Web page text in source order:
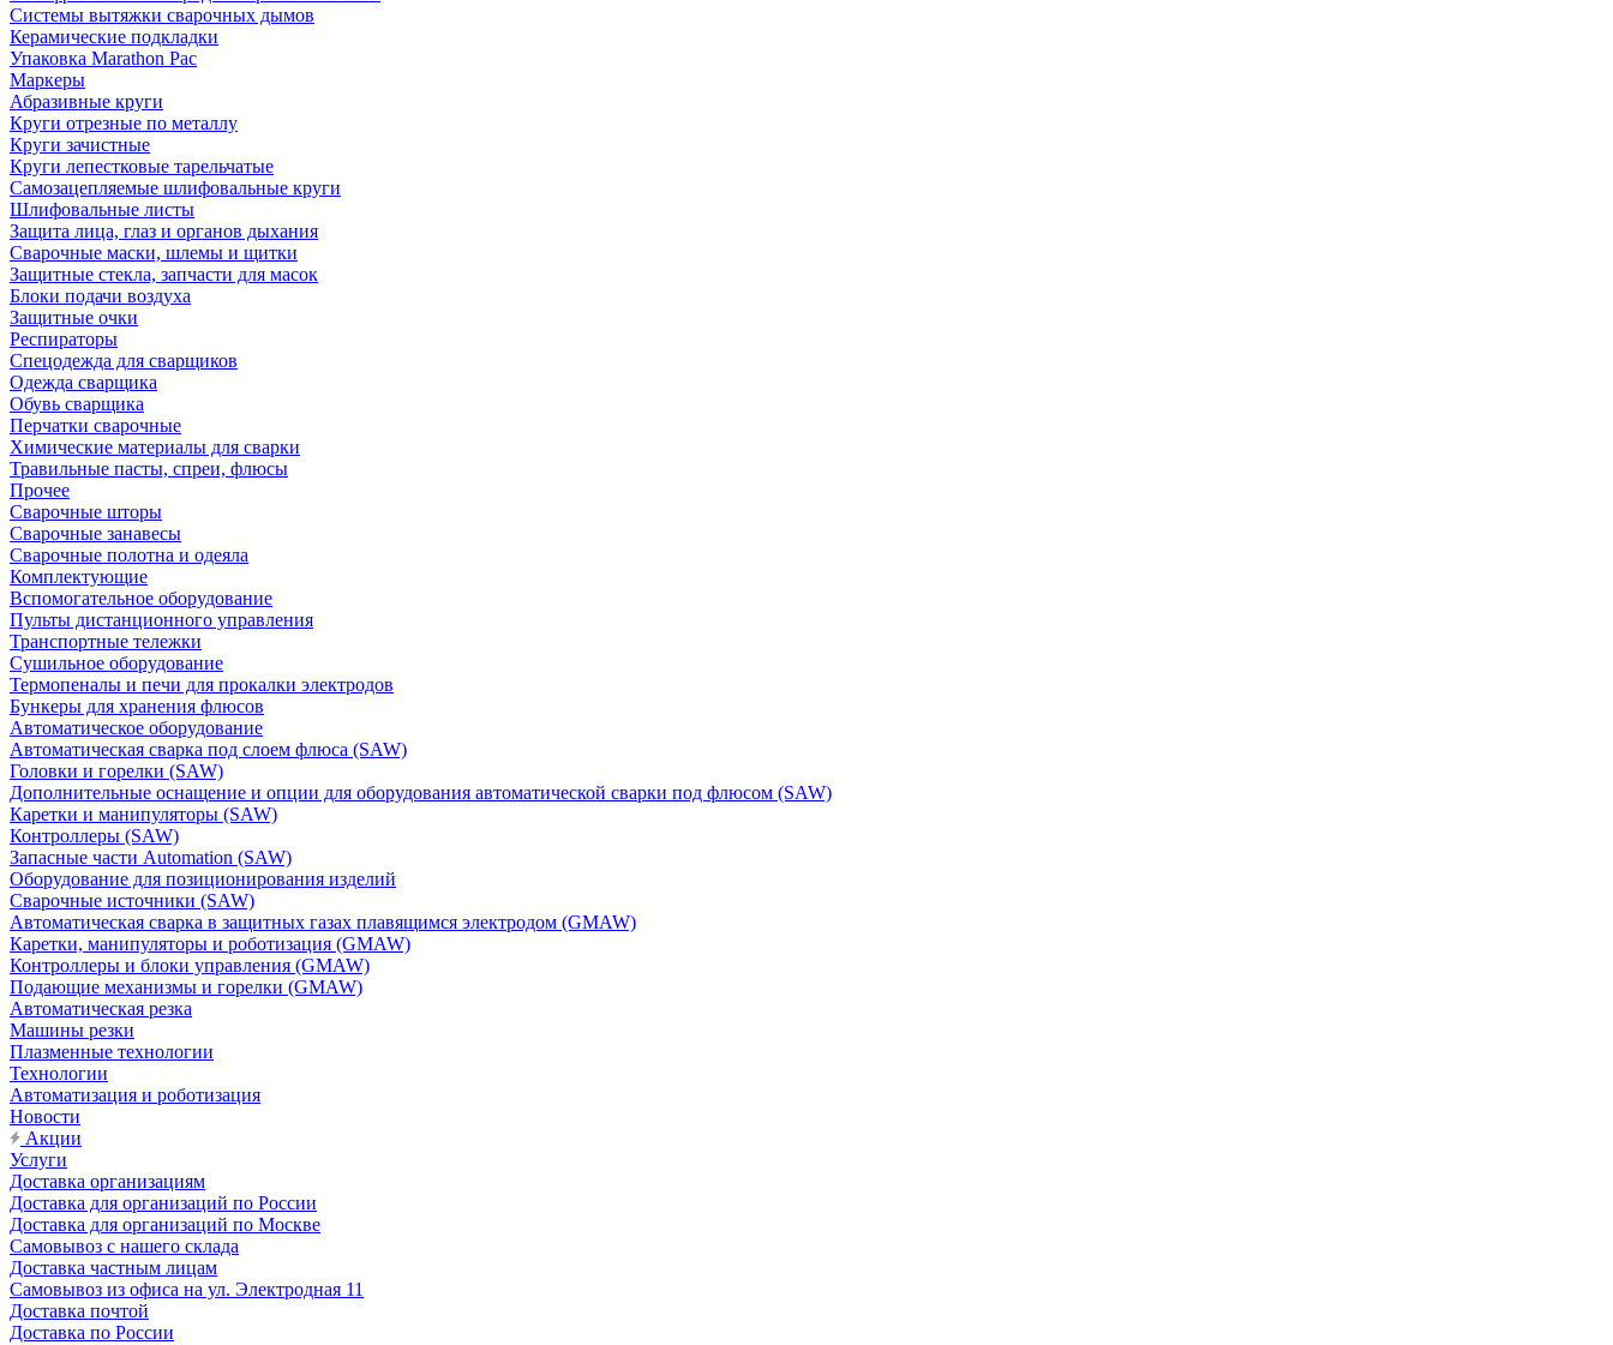
Системы вытяжки сварочных дымов
Керамические подкладки
Упаковка Marathon Pac
Маркеры
Абразивные круги
Круги отрезные по металлу
Круги зачистные
Круги лепестковые тарельчатые
Самозацепляемые шлифовальные круги
Шлифовальные листы
Защита лица, глаз и органов дыхания
Сварочные маски, шлемы и щитки
Защитные стекла, запчасти для масок
Блоки подачи воздуха
Защитные очки
Респираторы
Спецодежда для сварщиков
Одежда сварщика
Обувь сварщика
Перчатки сварочные
Химические материалы для сварки
Травильные пасты, спреи, флюсы
Прочее
Сварочные шторы
Сварочные занавесы
Сварочные полотна и одеяла
Комплектующие
Вспомогательное оборудование
Пульты дистанционного управления
Транспортные тележки
Сушильное оборудование
Термопеналы и печи для прокалки электродов
Бункеры для хранения флюсов
Автоматическое оборудование
Автоматическая сварка под слоем флюса (SAW)
Головки и горелки (SAW)
Дополнительные оснащение и опции для оборудования автоматической сварки под флюсом (SAW)
Каретки и манипуляторы (SAW)
Контроллеры (SAW)
Запасные части Automation (SAW)
Оборудование для позиционирования изделий
Сварочные источники (SAW)
Автоматическая сварка в защитных газах плавящимся электродом (GMAW)
Каретки, манипуляторы и роботизация (GMAW)
Контроллеры и блоки управления (GMAW)
Подающие механизмы и горелки (GMAW)
Автоматическая резка
Машины резки
Плазменные технологии
Технологии
Автоматизация и роботизация
Новости
Акции
Услуги
Доставка организациям
Доставка для организаций по России
Доставка для организаций по Москве
Самовывоз с нашего склада
Доставка частным лицам
Самовывоз из офиса на ул. Электродная 11
Доставка почтой
Доставка по России